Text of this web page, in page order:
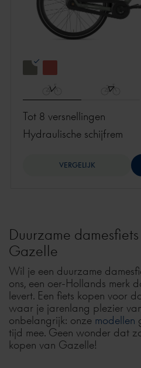
Tot 8 versnellingen
hydraulische schijfrem
VERGELIJK
Duurzame
Gazelle
Wil je een duurzame
ons, een oer-Hollands merk
levert. Een fiets kopen voor
waar je jarenlang plezier
onbelangrijk: onze modellen
tijd mee. Geen wonder dat
kopen van Gazelle!